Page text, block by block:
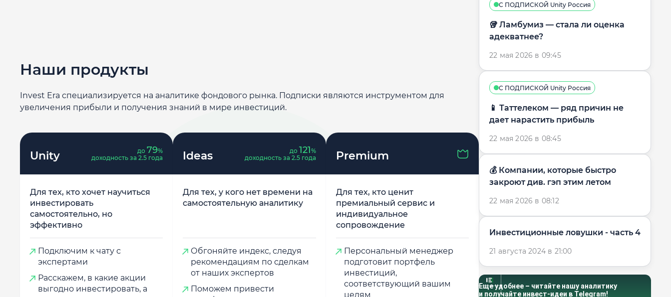
Наши продукты
Invest Era специализируется на аналитике фондового рынка. Подписки являются инструментом для
увеличения прибыли и получения знаний в мире инвестиций.
Unity до79%
доходность за 2.5 года
Для тех, кто хочет научиться
инвестировать
самостоятельно, но
эффективно
Подключим к чату с
экспертами
Расскажем, в какие акции
выгодно инвестировать, а
Ideas до 121%
доходность за 2.5 года
Для тех, у кого нет времени на
самостоятельную аналитику
Обгоняйте индекс, следуя
рекомендациям по сделкам
от наших экспертов
Поможем привести
Premium
Для тех, кто ценит
премиальный сервис и
индивидуальное
сопровождение
Персональный менеджер
подготовит портфель
инвестиций,
соответствующий вашим
целям
С ПОДПИСКОЙ Unity Россия
🥡 Ламбумиз — стала ли оценка
адекватнее?
22 мая 2026 в 09:45
С ПОДПИСКОЙ Unity Россия
📱 Таттелеком — ряд причин не
дает нарастить прибыль
22 мая 2026 в 08:45
💰 Компании, которые быстро
закроют див. гэп этим летом
22 мая 2026 в 08:12
Инвестиционные ловушки - часть 4
21 августа 2024 в 21:00
Еще удобнее – читайте нашу аналитику
и получайте инвест-идеи в Telegram!